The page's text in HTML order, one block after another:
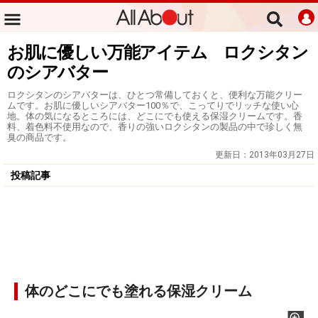
お肌に優しい万能アイテム ロクシタン
のシアバター
ロクシタンのシアバターは、ひとつ常備しておくと、便利な万能クリー
ムです。お肌に優しいシアバター100％で、こってりでリッチな使い心
地。体の気になるところには、どこにでも使える保湿クリームです。香
料、着色料不使用なので、香りの強いロクシタンの製品の中で珍しく無
臭の商品です。
更新日： 2013年03月27日
投稿記事
体のどこにでも塗れる保湿クリーム